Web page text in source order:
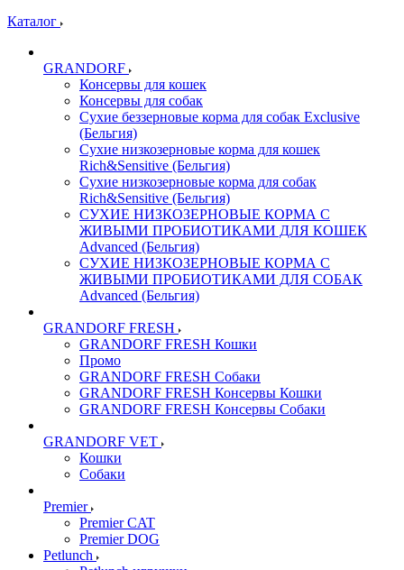
Каталог
GRANDORF
Консервы для кошек
Консервы для собак
Сухие беззерновые корма для собак Exclusive
(Бельгия)
Сухие низкозерновые корма для кошек
Rich&Sensitive (Бельгия)
Сухие низкозерновые корма для собак
Rich&Sensitive (Бельгия)
СУХИЕ НИЗКОЗЕРНОВЫЕ КОРМА С
ЖИВЫМИ ПРОБИОТИКАМИ ДЛЯ КОШЕК
Advanced (Бельгия)
СУХИЕ НИЗКОЗЕРНОВЫЕ КОРМА С
ЖИВЫМИ ПРОБИОТИКАМИ ДЛЯ СОБАК
Advanced (Бельгия)
GRANDORF FRESH
GRANDORF FRESH Кошки
Промо
GRANDORF FRESH Собаки
GRANDORF FRESH Консервы Кошки
GRANDORF FRESH Консервы Собаки
GRANDORF VET
Кошки
Собаки
Premier
Premier CAT
Premier DOG
Petlunch